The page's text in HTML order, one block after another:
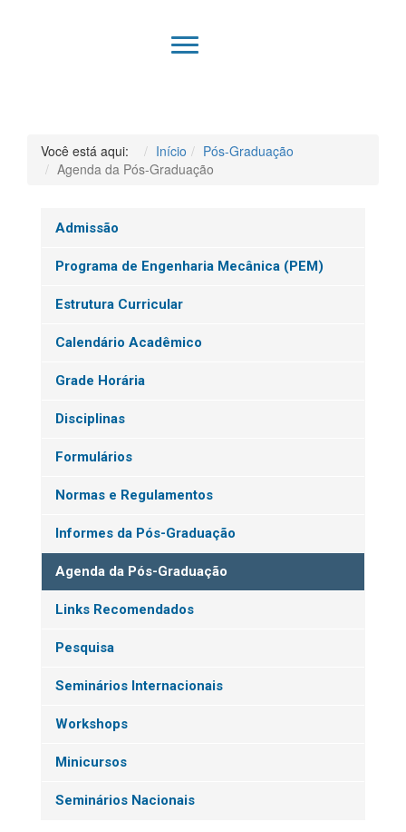
QUEM SOMOS
Você está aqui: Início
Pós-Graduação
Agenda da Pós-Graduação
Admissão
Programa de Engenharia Mecânica (PEM)
Estrutura Curricular
Calendário Acadêmico
Grade Horária
Disciplinas
Formulários
Normas e Regulamentos
Informes da Pós-Graduação
Agenda da Pós-Graduação
Links Recomendados
Pesquisa
Seminários Internacionais
Workshops
Minicursos
Seminários Nacionais